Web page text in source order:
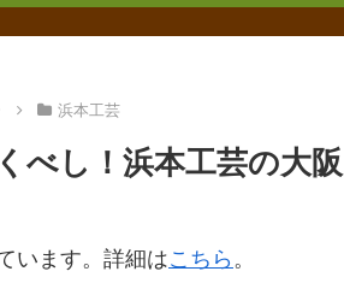
浜本工芸
べし！浜本工芸の大
います。詳細はこちら 。